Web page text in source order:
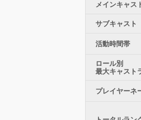
メインキャス
サブキャスト
活動時間帯
ロール別
最大キャスト
プレイヤーネ